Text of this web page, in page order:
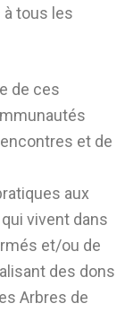
à tous les
de ces
et de
aux
vivent dans
et/ou de
des dons
Arbres de